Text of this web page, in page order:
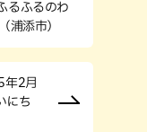
るふるのわ
浦添市）
年2月
にち